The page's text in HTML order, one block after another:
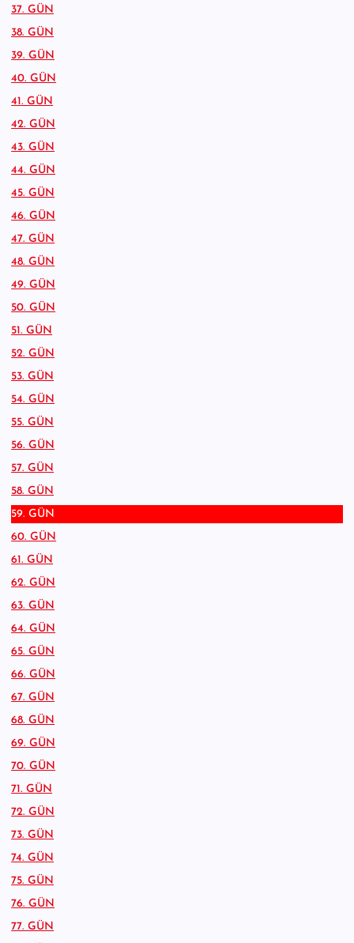
37. GÜN
38. GÜN
39. GÜN
40. GÜN
41. GÜN
42. GÜN
43. GÜN
44. GÜN
45. GÜN
46. GÜN
47. GÜN
48. GÜN
49. GÜN
50. GÜN
51. GÜN
52. GÜN
53. GÜN
54. GÜN
55. GÜN
56. GÜN
57. GÜN
58. GÜN
59. GÜN
60. GÜN
61. GÜN
62. GÜN
63. GÜN
64. GÜN
65. GÜN
66. GÜN
67. GÜN
68. GÜN
69. GÜN
70. GÜN
71. GÜN
72. GÜN
73. GÜN
74. GÜN
75. GÜN
76. GÜN
77. GÜN